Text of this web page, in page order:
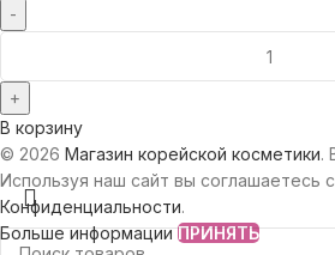
В корзину
© 2026 Магазин корейской косметики.
Используя наш сайт вы соглашаетесь с
Конфиденциальности.
Больше информацииПРИНЯТЬ